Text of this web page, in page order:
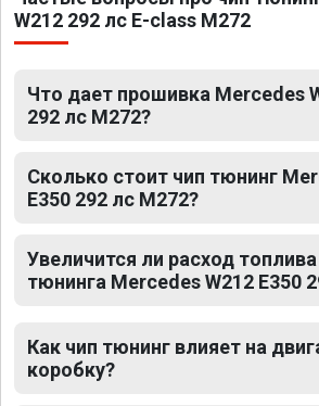
W212 292 лс E-class M272
Что дает прошивка Mercedes
292 лс M272?
Сколько стоит чип тюнинг
E350 292 лс M272?
Увеличится ли расход
тюнинга Mercedes W212 E350
Как чип тюнинг влияет на
коробку?